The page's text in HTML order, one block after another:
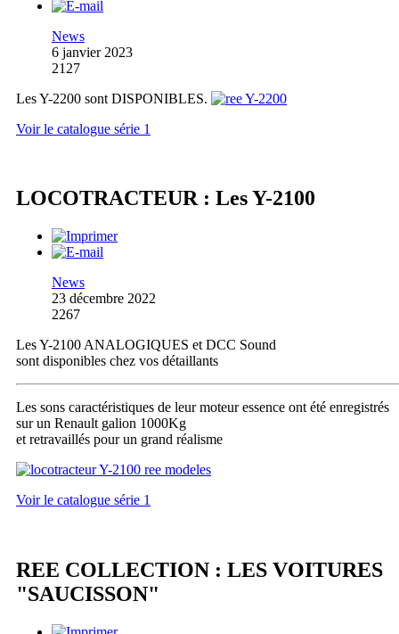
News
6 janvier 2023
2127
Les Y-2200 sont DISPONIBLES.
Voir le catalogue série 1
LOCOTRACTEUR : Les Y-2100
News
23 décembre 2022
2267
Les Y-2100 ANALOGIQUES et DCC Sound
sont disponibles chez vos détaillants
Les sons caractéristiques de leur moteur essence ont été enregistrés
sur un Renault galion 1000Kg
et retravaillés pour un grand réalisme
Voir le catalogue série 1
REE COLLECTION : LES VOITURES
"SAUCISSON"